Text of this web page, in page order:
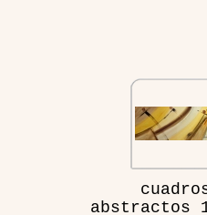
abstractos